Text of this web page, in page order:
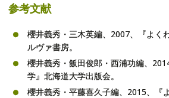
参考文献
櫻井義秀・三木英編、2007、『よく
ルヴァ書房。
櫻井義秀・飯田俊郎・西浦功編、
学』北海道大学出版会。
櫻井義秀・平藤喜久子編、2015、『